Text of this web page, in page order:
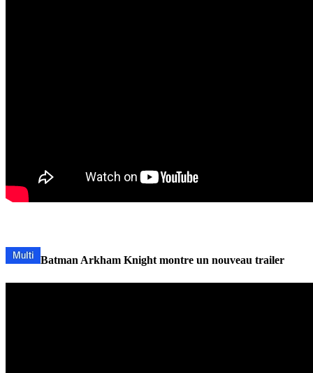
Batman Arkham Knight montre un nouveau trailer